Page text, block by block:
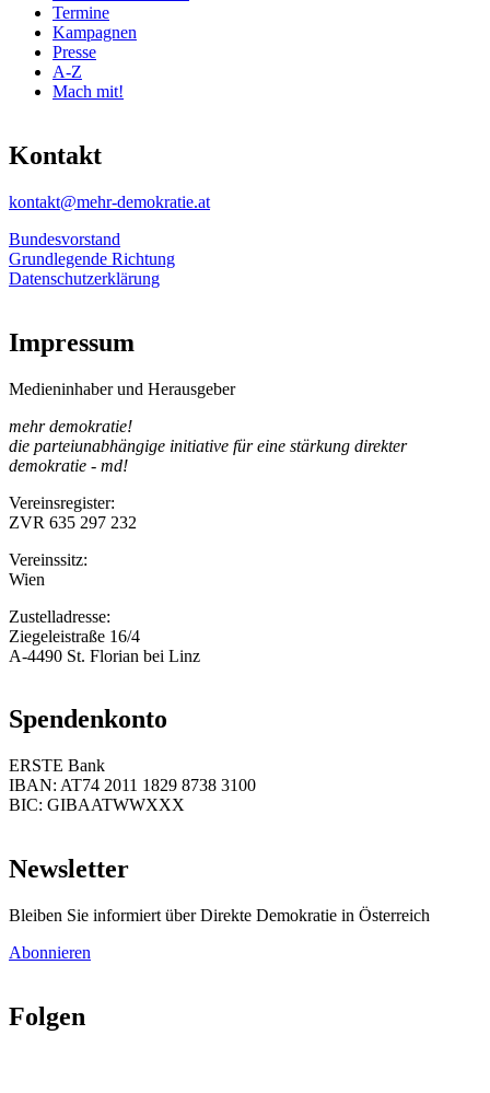
Termine
Kampagnen
Presse
A-Z
Mach mit!
Kontakt
kontakt@mehr-demokratie.at
Bundesvorstand
Grundlegende Richtung
Datenschutzerklärung
Impressum
Medieninhaber und Herausgeber
mehr demokratie!
die parteiunabhängige initiative für eine stärkung direkter
demokratie - md!
Vereinsregister:
ZVR 635 297 232
Vereinssitz:
Wien
Zustelladresse:
Ziegeleistraße 16/4
A-4490 St. Florian bei Linz
Spendenkonto
ERSTE Bank
IBAN: AT74 2011 1829 8738 3100
BIC: GIBAATWWXXX
Newsletter
Bleiben Sie informiert über Direkte Demokratie in Österreich
Abonnieren
Folgen